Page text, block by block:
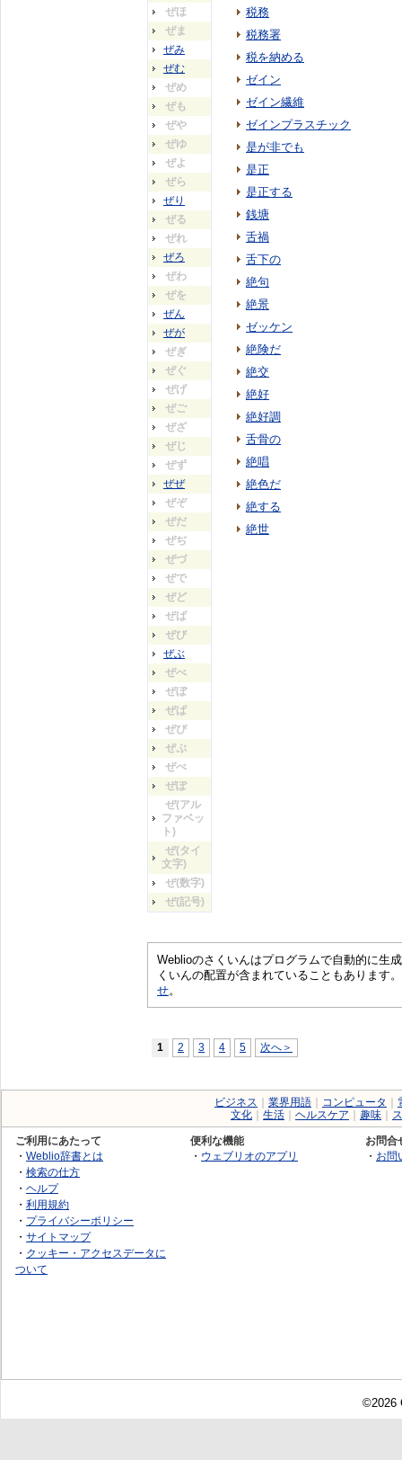
ぜほ
ぜま
ぜみ
ぜむ
ぜめ
ぜも
ぜや
ぜゆ
ぜよ
ぜら
ぜり
ぜる
ぜれ
ぜろ
ぜわ
ぜを
ぜん
ぜが
ぜぎ
ぜぐ
ぜげ
ぜご
ぜざ
ぜじ
ぜず
ぜぜ
ぜぞ
ぜだ
ぜぢ
ぜづ
ぜで
ぜど
ぜば
ぜび
ぜぶ
ぜべ
ぜぼ
ぜぱ
ぜぴ
ぜぷ
ぜぺ
ぜぽ
ぜ(アル
ファベッ
ト)
ぜ(タイ
文字)
ぜ(数字)
ぜ(記号)
税務
税務署
税を納める
ゼイン
ゼイン繊維
ゼインプラスチック
是が非でも
是正
是正する
銭塘
舌禍
舌下の
絶句
絶景
ゼッケン
絶険だ
絶交
絶好
絶好調
舌骨の
絶唱
絶色だ
絶する
絶世
Weblioのさくいんはプログラムで自動的に生
くいんの配置が含まれていることもあります
せ。
1 2 3 4 5 次へ＞
ビジネス 業界用語 コンピュータ
文化
生活 ヘルスケア 趣味
ご利用にあたって
・ Weblio辞書とは
・ 検索の仕方
・ ヘルプ
・ 利用規約
・ プライバシーポリシー
・ サイトマップ
・ クッキー・アクセスデータに
ついて
便利な機能
・ ウェブリオのアプリ
お問合
・ お問
©2026